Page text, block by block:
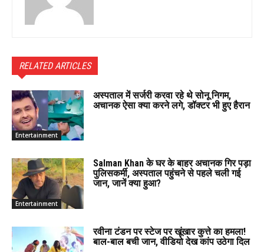
RELATED ARTICLES
Entertainment
अस्पताल में सर्जरी करवा रहे थे सोनू निगम,
अचानक ऐसा क्या करने लगे, डॉक्टर भी हुए हैरान
Entertainment
Salman Khan के घर के बाहर अचानक गिर पड़ा
पुलिसकर्मी, अस्पताल पहुंचने से पहले चली गई
जान, जानें क्या हुआ?
रवीना टंडन पर स्टेज पर खूंखार कुत्ते का हमला!
बाल-बाल बची जान, वीडियो देख कांप उठेगा दिल